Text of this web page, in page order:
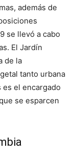
además de
se llevó a cabo
El Jardín
de la
tanto urbana
el encargado
se esparcen